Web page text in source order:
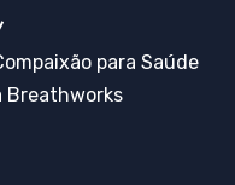
para Saúde
Breathworks